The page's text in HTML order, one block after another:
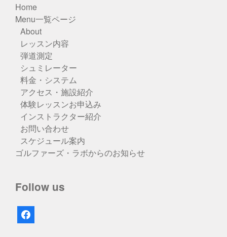
Home
Menu一覧ページ
About
レッスン内容
弾道測定
シュミレーター
料金・システム
アクセス・施設紹介
体験レッスンお申込み
インストラクター紹介
お問い合わせ
スケジュール案内
ゴルファーズ・ラボからのお知らせ
Follow us
facebook